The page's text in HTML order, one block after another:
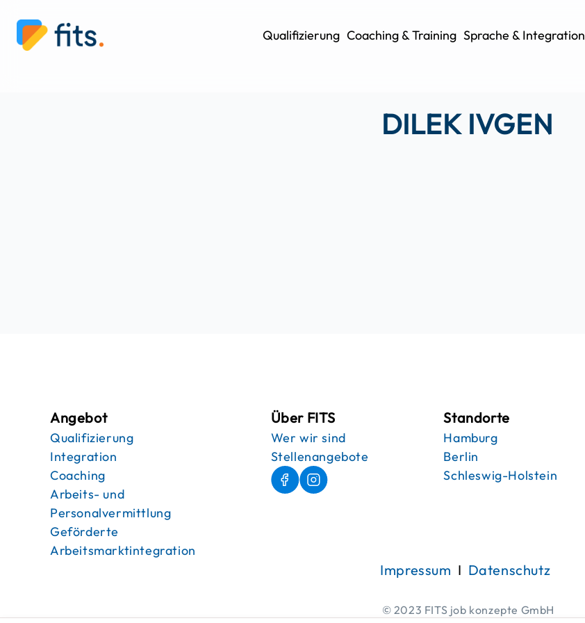
Qualifizierung Coaching & Training Sprache & Integration
DILEK IVGEN
Angebot
Qualifizierung
Integration
Coaching
Arbeits- und
Personalvermittlung
Geförderte
Arbeitsmarktintegration
Über FITS
Wer wir sind
Stellenangebote
Standorte
Hamburg
Berlin
Schleswig-Holstein
Impressum I Datenschutz
© 2023 FITS job konzepte GmbH